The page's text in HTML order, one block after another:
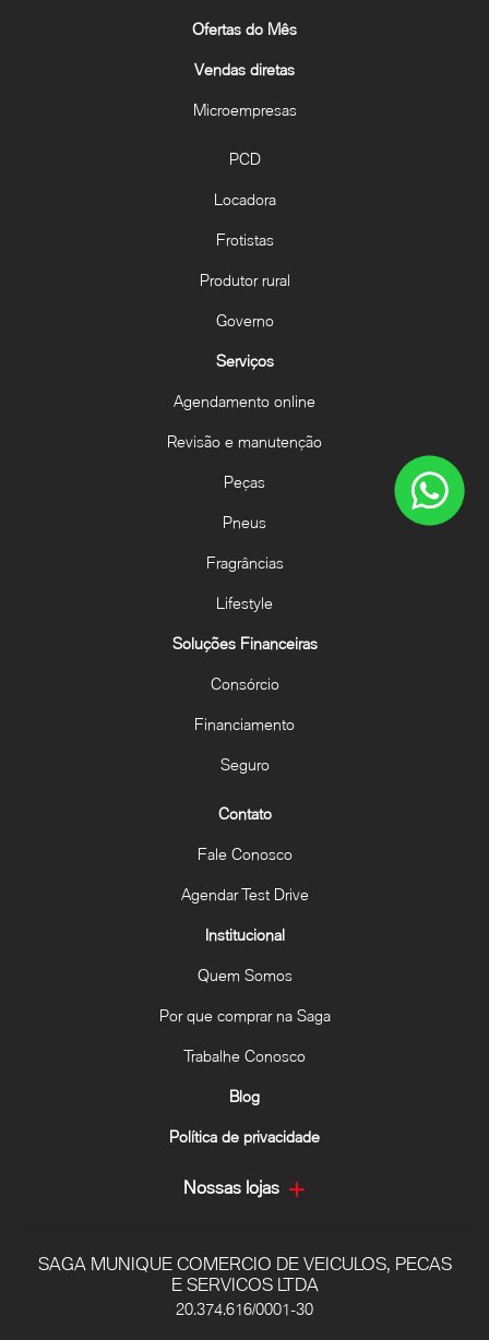
Ofertas do Mês
Vendas diretas
Microempresas
PCD
Locadora
Frotistas
Produtor rural
Governo
Serviços
Agendamento online
Revisão e manutenção
Peças
Pneus
Fragrâncias
Lifestyle
Soluções Financeiras
Consórcio
Financiamento
Seguro
Contato
Fale Conosco
Agendar Test Drive
Institucional
Quem Somos
Por que comprar na Saga
Trabalhe Conosco
Blog
Política de privacidade
Nossas lojas
SAGA MUNIQUE COMERCIO DE VEICULOS, PECAS
E SERVICOS LTDA
20.374.616/0001-30